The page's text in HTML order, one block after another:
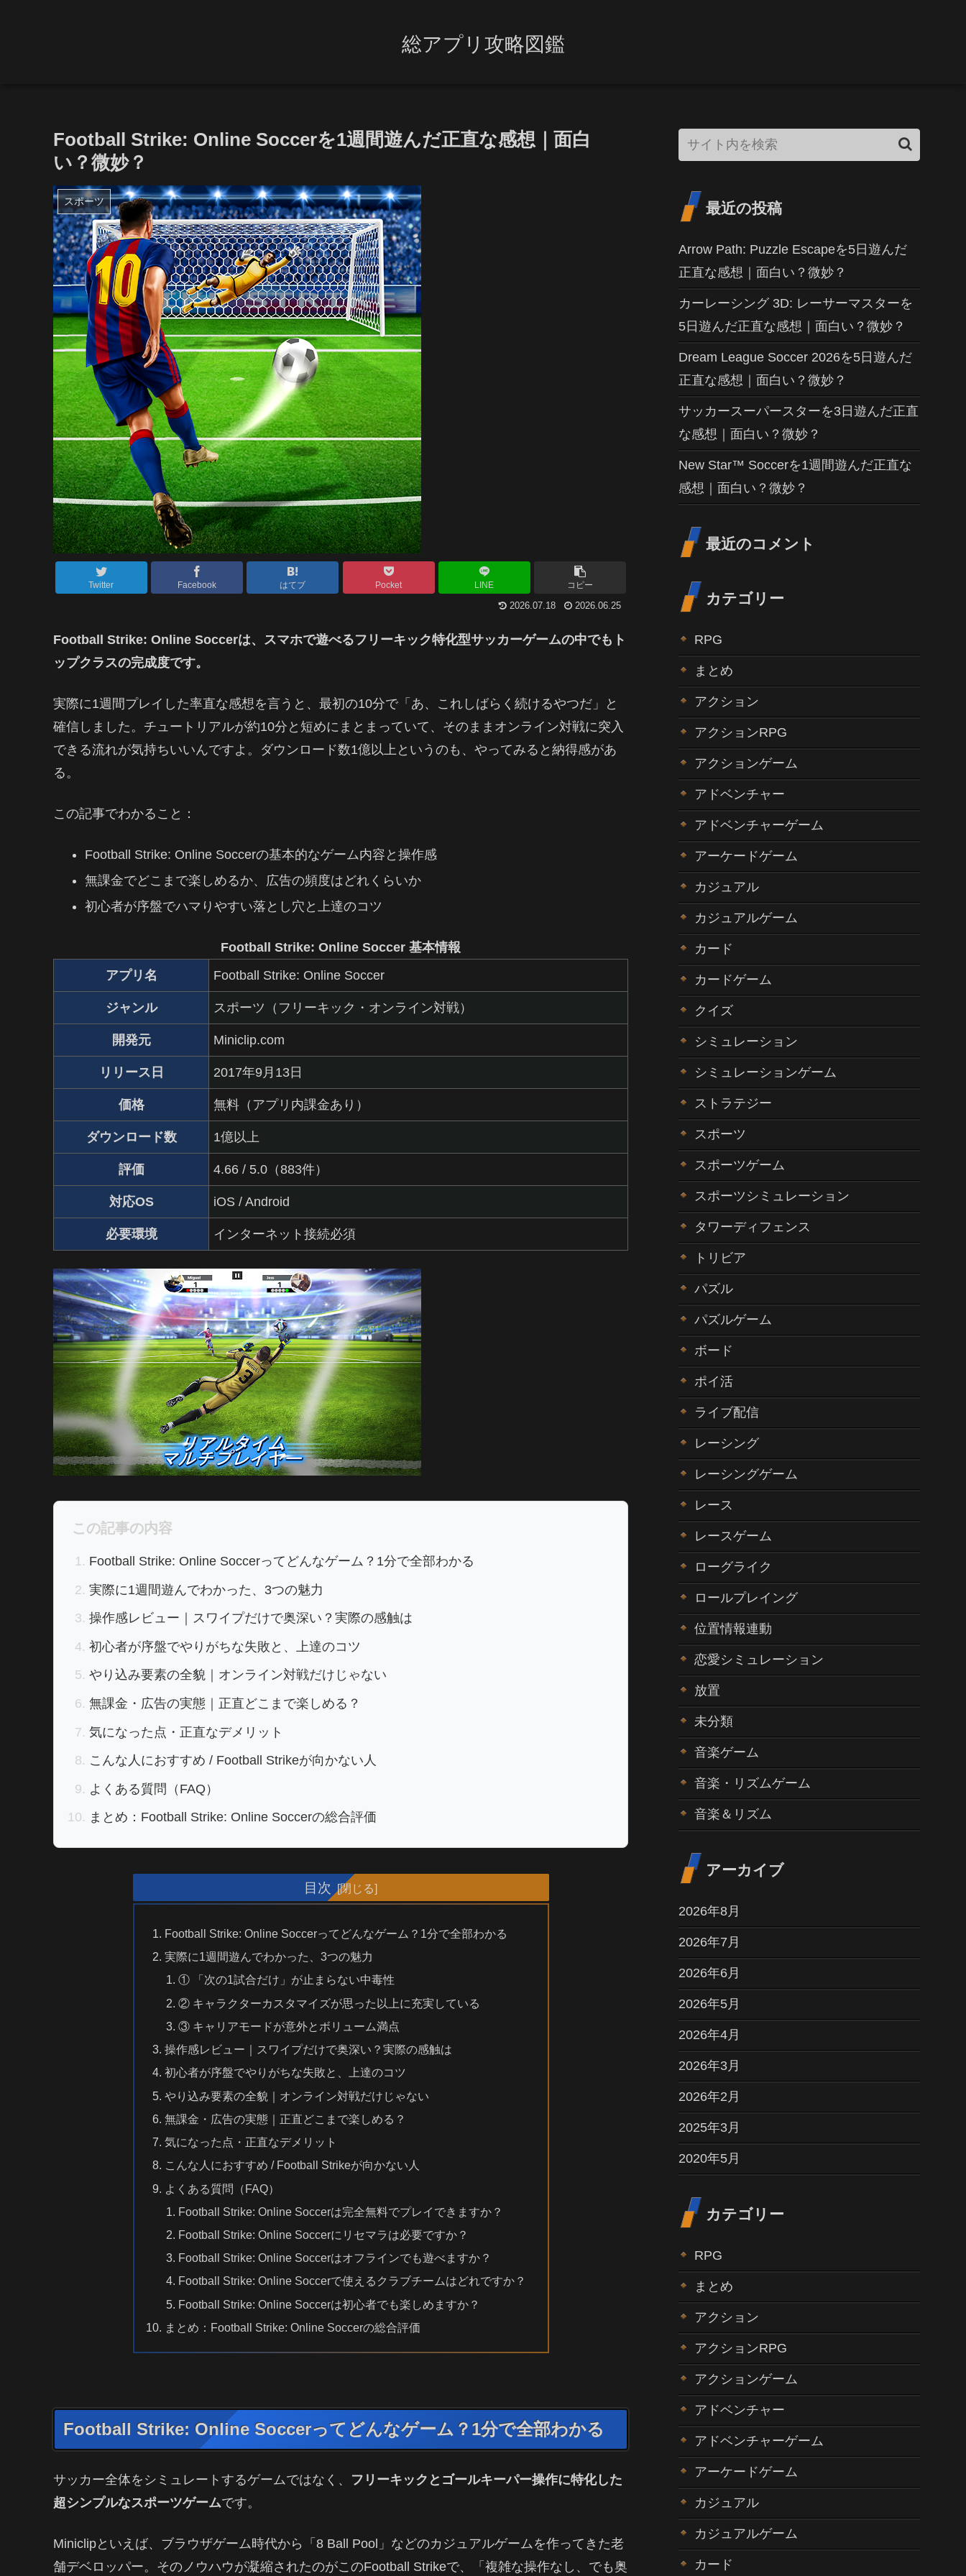
総アプリ攻略図鑑
Football Strike: Online Soccerを1週間遊んだ正直な感想｜面白
い？微妙？
スポーツ
Twitter Facebook はてブ Pocket LINE コピー
2026.07.18 2026.06.25
Football Strike: Online Soccerは、スマホで遊べるフリーキック特化型サッカーゲームの中でもト
ップクラスの完成度です。
実際に1週間プレイした率直な感想を言うと、最初の10分で「あ、これしばらく続けるやつだ」と
確信しました。チュートリアルが約10分と短めにまとまっていて、そのままオンライン対戦に突入
できる流れが気持ちいいんですよ。ダウンロード数1億以上というのも、やってみると納得感があ
る。
この記事でわかること：
Football Strike: Online Soccerの基本的なゲーム内容と操作感
無課金でどこまで楽しめるか、広告の頻度はどれくらいか
初心者が序盤でハマりやすい落とし穴と上達のコツ
Football Strike: Online Soccer 基本情報
アプリ名
Football Strike: Online Soccer
ジャンル スポーツ（フリーキック・オンライン対戦）
開発元 Miniclip.com
リリース日 2017年9月13日
価格 無料（アプリ内課金あり）
ダウンロード数 1億以上
評価 4.66 / 5.0（883件）
対応OS iOS / Android
必要環境 インターネット接続必須
この記事の内容
Football Strike: Online Soccerってどんなゲーム？1分で全部わかる
実際に1週間遊んでわかった、3つの魅力
操作感レビュー｜スワイプだけで奥深い？実際の感触は
初心者が序盤でやりがちな失敗と、上達のコツ
やり込み要素の全貌｜オンライン対戦だけじゃない
無課金・広告の実態｜正直どこまで楽しめる？
気になった点・正直なデメリット
こんな人におすすめ / Football Strikeが向かない人
よくある質問（FAQ）
まとめ：Football Strike: Online Soccerの総合評価
目次
Football Strike: Online Soccerってどんなゲーム？1分で全部わかる
実際に1週間遊んでわかった、3つの魅力
① 「次の1試合だけ」が止まらない中毒性
② キャラクターカスタマイズが思った以上に充実している
③ キャリアモードが意外とボリューム満点
操作感レビュー｜スワイプだけで奥深い？実際の感触は
初心者が序盤でやりがちな失敗と、上達のコツ
やり込み要素の全貌｜オンライン対戦だけじゃない
無課金・広告の実態｜正直どこまで楽しめる？
気になった点・正直なデメリット
こんな人におすすめ / Football Strikeが向かない人
よくある質問（FAQ）
Football Strike: Online Soccerは完全無料でプレイできますか？
Football Strike: Online Soccerにリセマラは必要ですか？
Football Strike: Online Soccerはオフラインでも遊べますか？
Football Strike: Online Soccerで使えるクラブチームはどれですか？
Football Strike: Online Soccerは初心者でも楽しめますか？
まとめ：Football Strike: Online Soccerの総合評価
Football Strike: Online Soccerってどんなゲーム？1分で全部わかる
サッカー全体をシミュレートするゲームではなく、 フリーキックとゴールキーパー操作に特化した
超シンプルなスポーツゲームです。
Miniclipといえば、ブラウザゲーム時代から「8 Ball Pool」などのカジュアルゲームを作ってきた老
舗デベロッパー。そのノウハウが凝縮されたのがこのFootball Strikeで、「複雑な操作なし、でも奥
最近の投稿
Arrow Path: Puzzle Escapeを5日遊んだ
正直な感想｜面白い？微妙？
カーレーシング 3D: レーサーマスターを
5日遊んだ正直な感想｜面白い？微妙？
Dream League Soccer 2026を5日遊んだ
正直な感想｜面白い？微妙？
サッカースーパースターを3日遊んだ正直
な感想｜面白い？微妙？
New Star™ Soccerを1週間遊んだ正直な
感想｜面白い？微妙？
最近のコメント
カテゴリー
RPG
まとめ
アクション
アクションRPG
アクションゲーム
アドベンチャー
アドベンチャーゲーム
アーケードゲーム
カジュアル
カジュアルゲーム
カード
カードゲーム
クイズ
シミュレーション
シミュレーションゲーム
ストラテジー
スポーツ
スポーツゲーム
スポーツシミュレーション
タワーディフェンス
トリビア
パズル
パズルゲーム
ボード
ポイ活
ライブ配信
レーシング
レーシングゲーム
レース
レースゲーム
ローグライク
ロールプレイング
位置情報連動
恋愛シミュレーション
放置
未分類
音楽ゲーム
音楽・リズムゲーム
音楽＆リズム
アーカイブ
2026年8月
2026年7月
2026年6月
2026年5月
2026年4月
2026年3月
2026年2月
2025年3月
2020年5月
カテゴリー
RPG
まとめ
アクション
アクションRPG
アクションゲーム
アドベンチャー
アドベンチャーゲーム
アーケードゲーム
カジュアル
カジュアルゲーム
カード